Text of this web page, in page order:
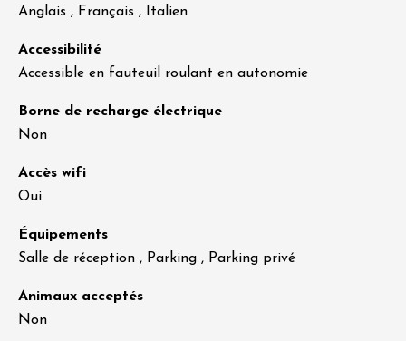
Anglais , Français , Italien
Accessibilité
Accessible en fauteuil roulant en autonomie
Borne de recharge électrique
Non
Accès wifi
Oui
Équipements
Salle de réception , Parking , Parking privé
Animaux acceptés
Non